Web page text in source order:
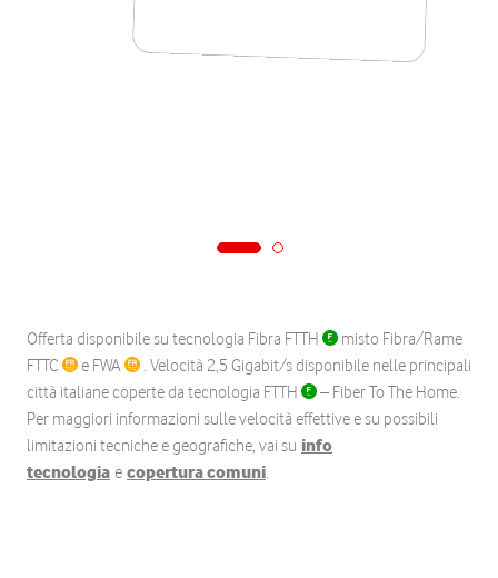
Offerta disponibile su tecnologia Fibra FTTH
misto Fibra/Rame
FTTC
e FWA
. Velocità 2,5 Gigabit/s disponibile nelle principali
città italiane coperte da tecnologia FTTH
– Fiber To The Home.
Per maggiori informazioni sulle velocità effettive e su possibili
limitazioni tecniche e geografiche, vai su info
tecnologia e copertura comuni.